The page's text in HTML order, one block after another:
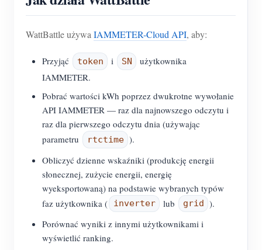
WattBattle używaIAMMETER-Cloud API, aby:
Przyjąć token i SN
użytkownika
IAMMETER.
Pobrać wartości kWh poprzez dwukrotne wywołanie
API IAMMETER — raz dla najnowszego odczytu i
raz dla pierwszego odczytu dnia (używając
parametru
rtctime ).
Obliczyć dzienne wskaźniki (produkcję energii
słonecznej, zużycie energii, energię
wyeksportowaną) na podstawie wybranych typów
faz użytkownika (
inverter lub grid
).
Porównać wyniki z innymi użytkownikami i
wyświetlić ranking.